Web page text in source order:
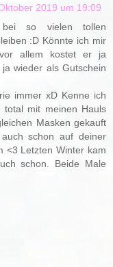
2019 um 19:09
so vielen tollen
:D Könnte ich mir
allem kostet er ja
wieder als Gutschein
immer xD Kenne ich
mit meinen Hauls
Masken gekauft
schon auf deiner
<3 Letzten Winter kam
schon. Beide Male